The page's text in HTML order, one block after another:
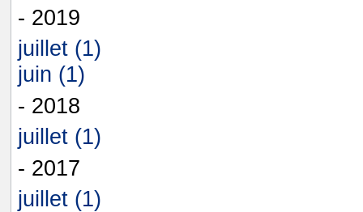
- 2019
juillet (1)
juin (1)
- 2018
juillet (1)
- 2017
juillet (1)